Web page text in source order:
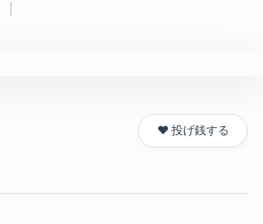
❤️ 投げ銭する